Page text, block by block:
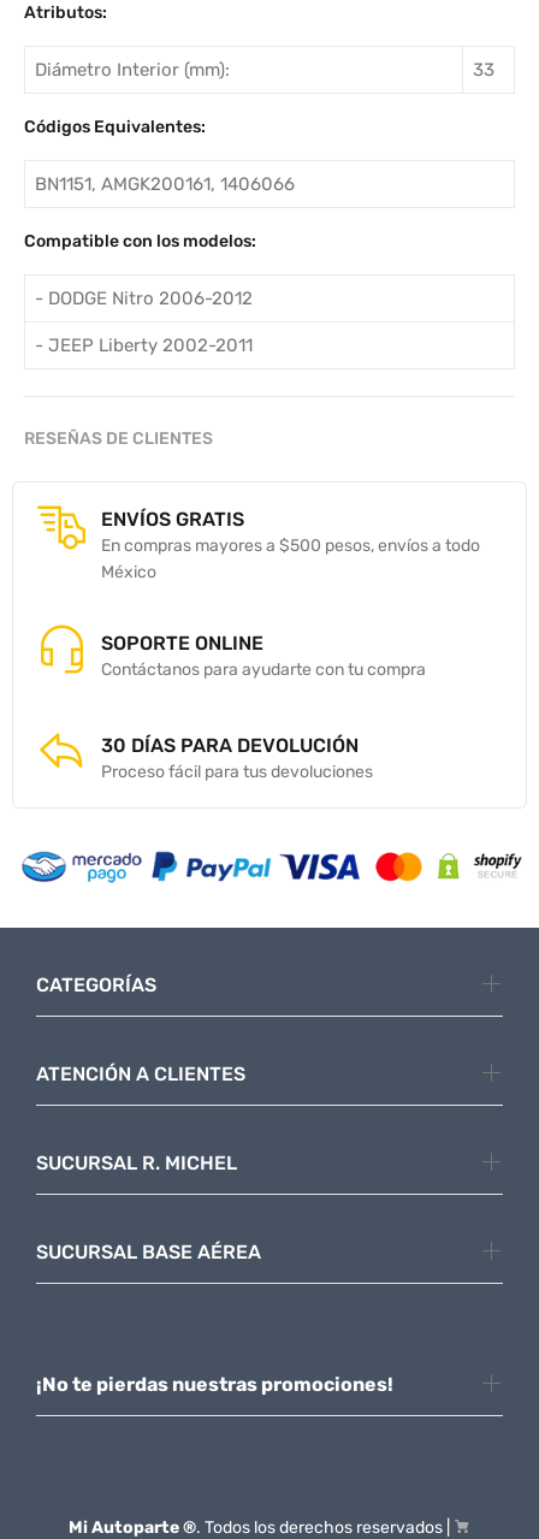
Atributos:
Diámetro Interior (mm): 33
Códigos Equivalentes:
BN1151, AMGK200161, 1406066
Compatible con los modelos:
- DODGE Nitro 2006-2012
- JEEP Liberty 2002-2011
RESEÑAS DE CLIENTES
ENVÍOS GRATIS
En compras mayores a $500 pesos, envíos a todo
México
SOPORTE ONLINE
Contáctanos para ayudarte con tu compra
30 DÍAS PARA DEVOLUCIÓN
Proceso fácil para tus devoluciones
¡No te pierdas nuestras promociones!
CATEGORÍAS
ATENCIÓN A CLIENTES
SUCURSAL R. MICHEL
SUCURSAL BASE AÉREA
Mi Autoparte ®. Todos los derechos reservados |